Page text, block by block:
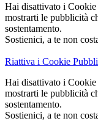
Hai disattivato i Cookie
mostrarti le pubblicità
sostentamento.
Sostienici, a te non
Riattiva i Cookie
Hai disattivato i Cookie
mostrarti le pubblicità
sostentamento.
Sostienici, a te non